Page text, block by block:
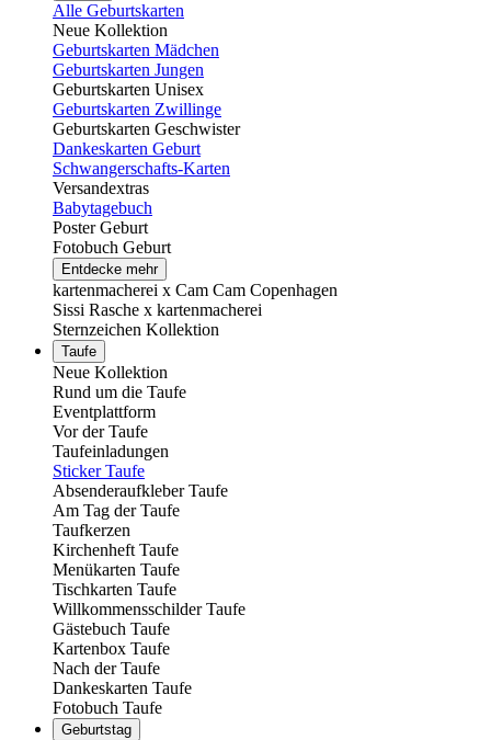
Alle Geburtskarten
Neue Kollektion
Geburtskarten Mädchen
Geburtskarten Jungen
Geburtskarten Unisex
Geburtskarten Zwillinge
Geburtskarten Geschwister
Dankeskarten Geburt
Schwangerschafts-Karten
Versandextras
Babytagebuch
Poster Geburt
Fotobuch Geburt
Entdecke mehr
kartenmacherei x Cam Cam Copenhagen
Sissi Rasche x kartenmacherei
Sternzeichen Kollektion
Taufe
Neue Kollektion
Rund um die Taufe
Eventplattform
Vor der Taufe
Taufeinladungen
Sticker Taufe
Absenderaufkleber Taufe
Am Tag der Taufe
Taufkerzen
Kirchenheft Taufe
Menükarten Taufe
Tischkarten Taufe
Willkommensschilder Taufe
Gästebuch Taufe
Kartenbox Taufe
Nach der Taufe
Dankeskarten Taufe
Fotobuch Taufe
Geburtstag